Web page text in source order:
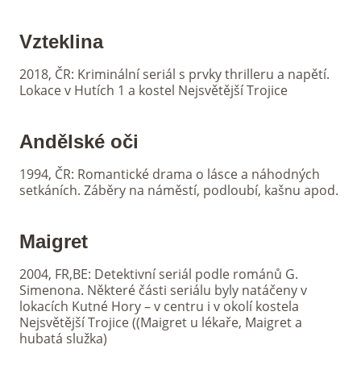
Vzteklina
2018, ČR: Kriminální seriál s prvky thrilleru a napětí.
Lokace v Hutích 1 a kostel Nejsvětější Trojice
Andělské oči
1994, ČR: Romantické drama o lásce a náhodných
setkáních. Záběry na náměstí, podloubí, kašnu apod.
Maigret
2004, FR,BE: Detektivní seriál podle románů G.
Simenona. Některé části seriálu byly natáčeny v
lokacích Kutné Hory – v centru i v okolí kostela
Nejsvětější Trojice ((Maigret u lékaře, Maigret a
hubatá služka)